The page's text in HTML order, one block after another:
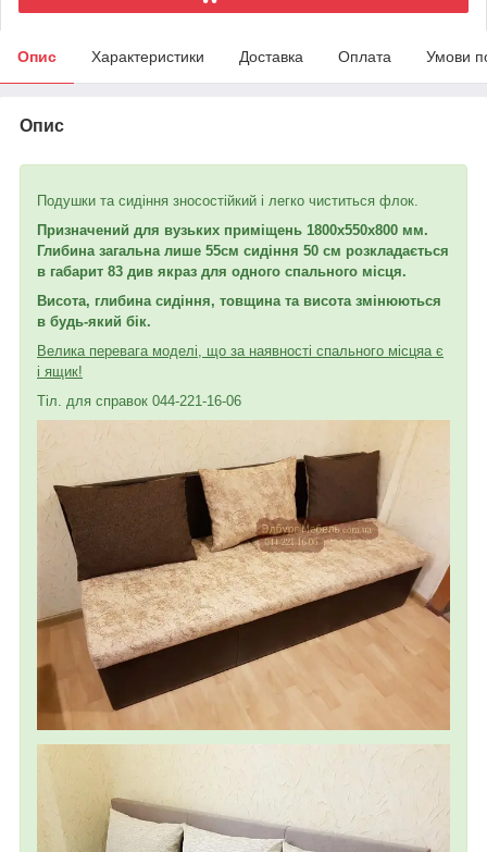
Опис Характеристики Доставка Оплата Умови
Опис
Подушки та сидіння зносостійкий і легко чиститься флок.
Призначений для вузьких приміщень 1800х550х800 мм.
Глибина загальна лише 55см сидіння 50 см розкладається
в габарит 83 див якраз для одного спального місця.
Висота, глибина сидіння, товщина та висота змінюються
в будь-який бік.
Велика перевага моделі, що за наявності спального місцяа є
і ящик!
Тіл. для справок 044-221-16-06